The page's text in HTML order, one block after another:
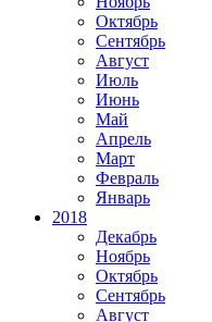
Октябрь
Сентябрь
Август
Июль
Июнь
Май
Апрель
Март
Февраль
Январь
2018
Декабрь
Ноябрь
Октябрь
Сентябрь
Август